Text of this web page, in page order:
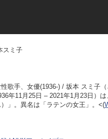
スミ子
歌手、女優(1936-) / 坂本 スミ子
年11月25日 – 2021年1月23日）
」。異名は「ラテンの女王」。<(